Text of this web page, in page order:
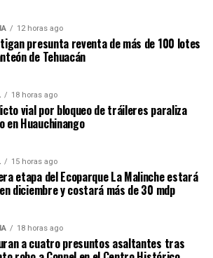
12 horas ago
presunta reventa de más de 100 lotes
de Tehuacán
18 horas ago
vial por bloqueo de tráileres paraliza
en Huauchinango
15 horas ago
etapa del Ecoparque La Malinche estará
diciembre y costará más de 30 mdp
18 horas ago
a cuatro presuntos asaltantes tras